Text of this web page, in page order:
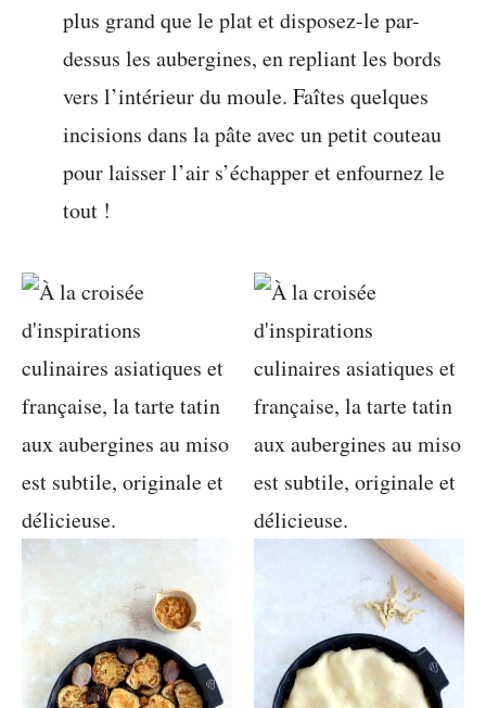
plus grand que le plat et disposez-le par-
dessus les aubergines, en repliant les bords
vers l’intérieur du moule. Faîtes quelques
incisions dans la pâte avec un petit couteau
pour laisser l’air s’échapper et enfournez le
tout !